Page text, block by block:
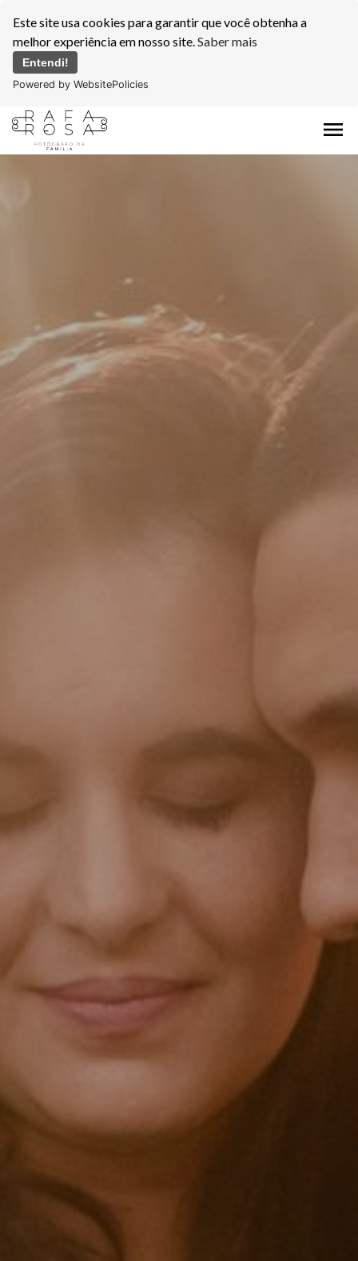
Este site usa cookies para garantir que você obtenha a
melhor experiência em nosso site.Saber mais
Entendi!
Powered by WebsitePolicies
menu